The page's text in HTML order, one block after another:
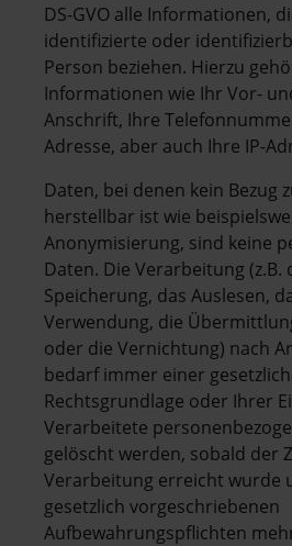
DS-GVO alle Informationen,
identifizierte oder
Person beziehen. Hierzu
Informationen wie Ihr Vor-
Anschrift, Ihre
Adresse, aber auch Ihre IP-
Daten, bei denen kein Bezug
herstellbar ist wie
Anonymisierung, sind keine
Daten. Die Verarbeitung (z.B.
Speicherung, das Auslesen,
Verwendung, die
oder die Vernichtung) nach
bedarf immer einer
Rechtsgrundlage oder Ihrer
Verarbeitete
gelöscht werden, sobald der
Verarbeitung erreicht wurde
gesetzlich vorgeschriebenen
Aufbewahrungspflichten